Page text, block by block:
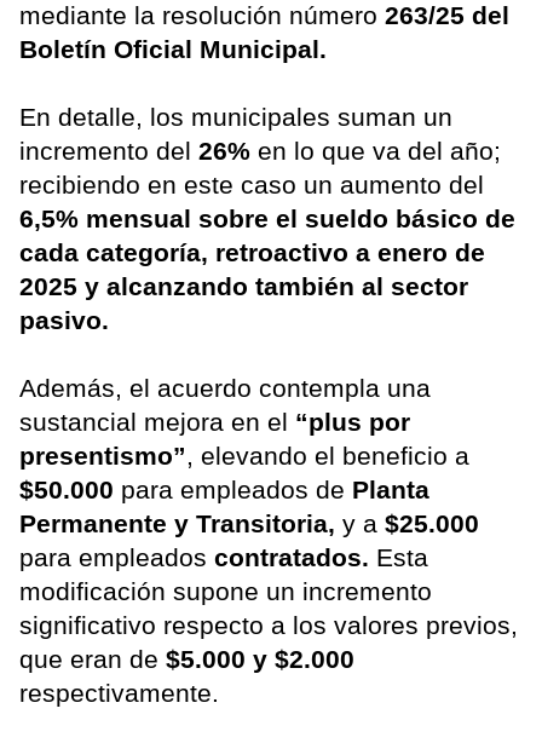
mediante la resolución número 263/25 del
Boletín Oficial Municipal.
En detalle, los municipales suman un
incremento del 26% en lo que va del año;
recibiendo en este caso un aumento del
6,5% mensual sobre el sueldo básico de
cada categoría, retroactivo a enero de
2025 y alcanzando también al sector
pasivo.
Además, el acuerdo contempla una
sustancial mejora en el “plus por
presentismo”, elevando el beneficio a
$50.000 para empleados de Planta
Permanente y Transitoria, y a $25.000
para empleados contratados. Esta
modificación supone un incremento
significativo respecto a los valores previos,
que eran de $5.000 y $2.000
respectivamente.